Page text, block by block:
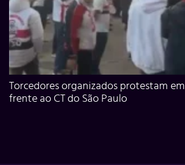
Torcedores organizados protestam em
frente ao CT do São Paulo